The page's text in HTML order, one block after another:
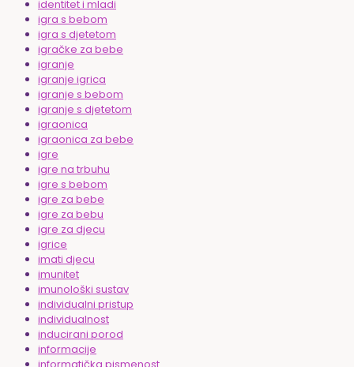
identitet i mladi
igra s bebom
igra s djetetom
igračke za bebe
igranje
igranje igrica
igranje s bebom
igranje s djetetom
igraonica
igraonica za bebe
igre
igre na trbuhu
igre s bebom
igre za bebe
igre za bebu
igre za djecu
igrice
imati djecu
imunitet
imunološki sustav
individualni pristup
individualnost
inducirani porod
informacije